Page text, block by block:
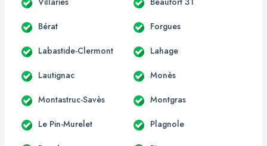
Bérat Forgues
Labastide-Clermont Lahage
Lautignac Monès
Montastruc-Savès Montgras
Le Pin-Murelet Plagnole